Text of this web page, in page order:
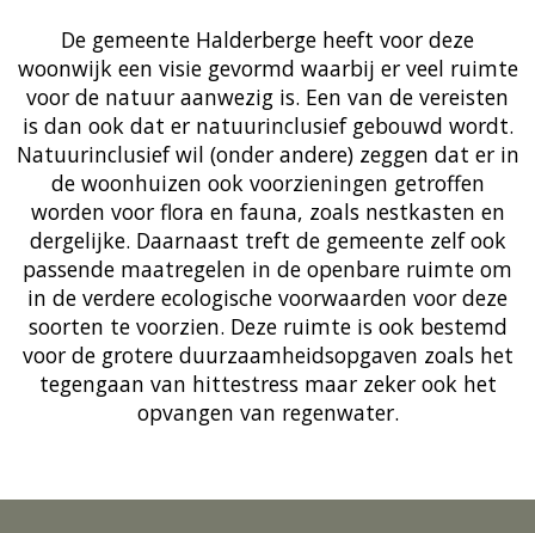
De gemeente Halderberge heeft voor deze
woonwijk een visie gevormd waarbij er veel ruimte
voor de natuur aanwezig is. Een van de vereisten
is dan ook dat er natuurinclusief gebouwd wordt.
Natuurinclusief wil (onder andere) zeggen dat er in
de woonhuizen ook voorzieningen getroffen
worden voor flora en fauna, zoals nestkasten en
dergelijke. Daarnaast treft de gemeente zelf ook
passende maatregelen in de openbare ruimte om
in de verdere ecologische voorwaarden voor deze
soorten te voorzien. Deze ruimte is ook bestemd
voor de grotere duurzaamheidsopgaven zoals het
tegengaan van hittestress maar zeker ook het
opvangen van regenwater.